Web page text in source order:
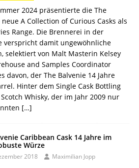
2024 präsentierte die The
A Collection of Curious Casks als
Range. Die Brennerei in der
verspricht damit ungewöhnliche
selektiert von Malt Masterin Kelsey
and Samples Coordinator
davon, der The Balvenie 14 Jahre
Hinter dem Single Cask Bottling
Whisky, der im Jahr 2009 nur
[…]
Caribbean Cask 14 Jahre im
Würze
2018 Maximilian Jopp